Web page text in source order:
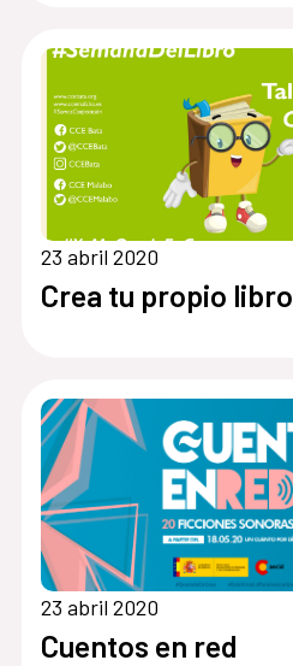
23 abril 2020
Crea tu propio libro
23 abril 2020
Cuentos en red